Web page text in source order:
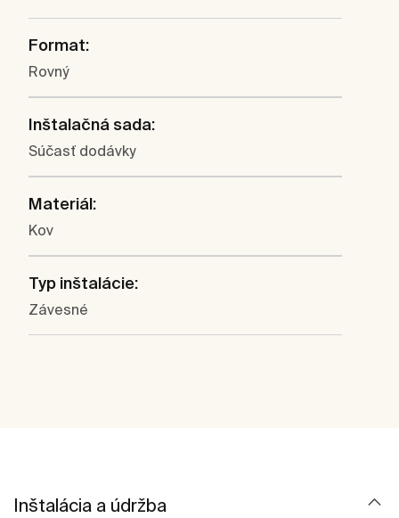
Format:
Rovný
Inštalačná sada:
Súčasť dodávky
Materiál:
Kov
Typ inštalácie:
Závesné
Inštalácia a údržba